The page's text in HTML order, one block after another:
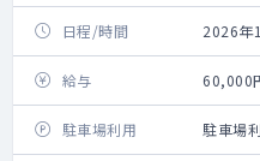
日程/時間 2026年
給与 60,000
駐車場利用 駐車場